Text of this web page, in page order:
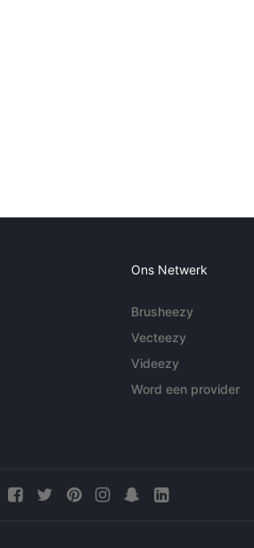
Ons Netwerk
Brusheezy
Vecteezy
Videezy
Word een provider